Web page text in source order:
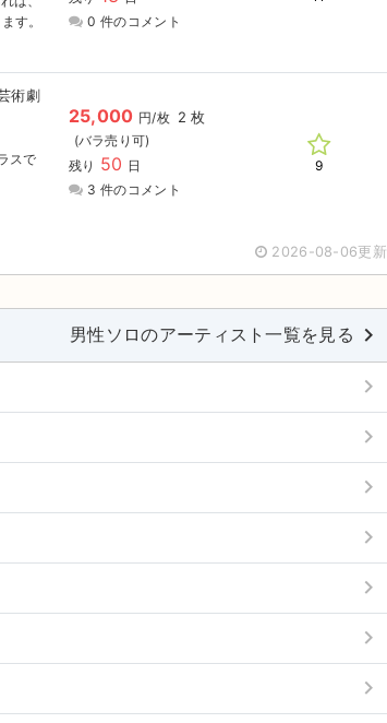
す。
0 件のコメント
術劇
スで
25,000 円/枚 2 枚
残り 50 日
3 件のコメント
9
2026-08-06更新
男性ソロのアーティスト一覧を見る keyboard_arrow_right
keyboard_arrow_right
keyboard_arrow_right
keyboard_arrow_right
keyboard_arrow_right
keyboard_arrow_right
keyboard_arrow_right
keyboard_arrow_right